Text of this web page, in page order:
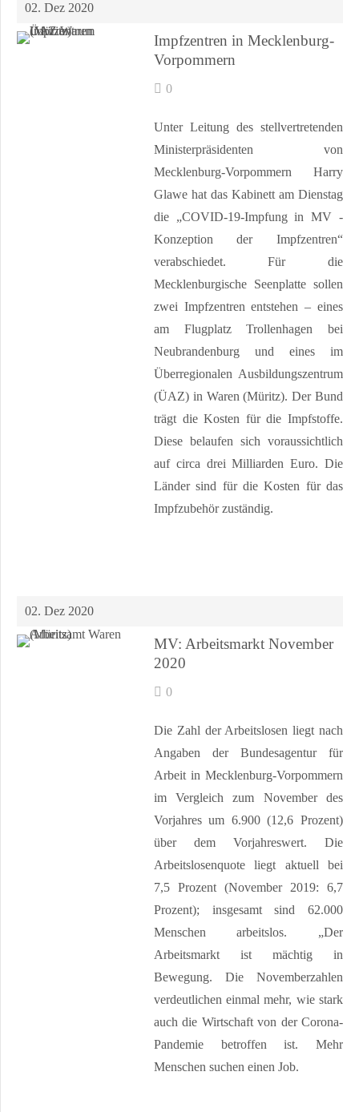
02. Dez 2020
Impfzentren in Mecklenburg-
Vorpommern
0
Unter Leitung des stellvertretenden
Ministerpräsidenten von
Mecklenburg-Vorpommern Harry
Glawe hat das Kabinett am Dienstag
die „COVID-19-Impfung in MV -
Konzeption der Impfzentren“
verabschiedet. Für die
Mecklenburgische Seenplatte sollen
zwei Impfzentren entstehen – eines
am Flugplatz Trollenhagen bei
Neubrandenburg und eines im
Überregionalen Ausbildungszentrum
(ÜAZ) in Waren (Müritz). Der Bund
trägt die Kosten für die Impfstoffe.
Diese belaufen sich voraussichtlich
auf circa drei Milliarden Euro. Die
Länder sind für die Kosten für das
Impfzubehör zuständig.
02. Dez 2020
MV: Arbeitsmarkt November
2020
0
Die Zahl der Arbeitslosen liegt nach
Angaben der Bundesagentur für
Arbeit in Mecklenburg-Vorpommern
im Vergleich zum November des
Vorjahres um 6.900 (12,6 Prozent)
über dem Vorjahreswert. Die
Arbeitslosenquote liegt aktuell bei
7,5 Prozent (November 2019: 6,7
Prozent); insgesamt sind 62.000
Menschen arbeitslos. „Der
Arbeitsmarkt ist mächtig in
Bewegung. Die Novemberzahlen
verdeutlichen einmal mehr, wie stark
auch die Wirtschaft von der Corona-
Pandemie betroffen ist. Mehr
Menschen suchen einen Job.